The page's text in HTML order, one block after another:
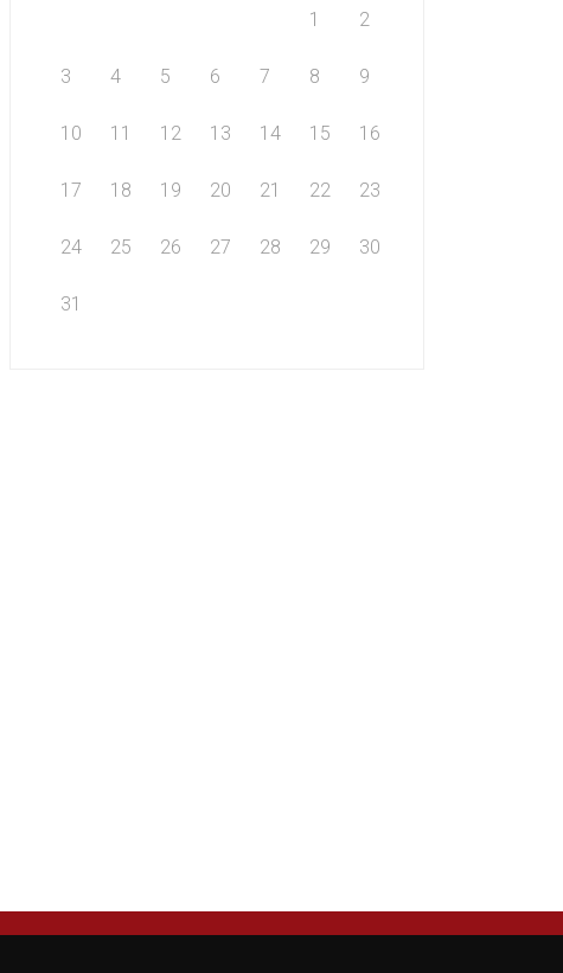
1
2
3 4 5 6 7 8 9
10 11 12 13 14 15 16
17 18 19 20 21 22 23
24 25 26 27 28 29 30
31